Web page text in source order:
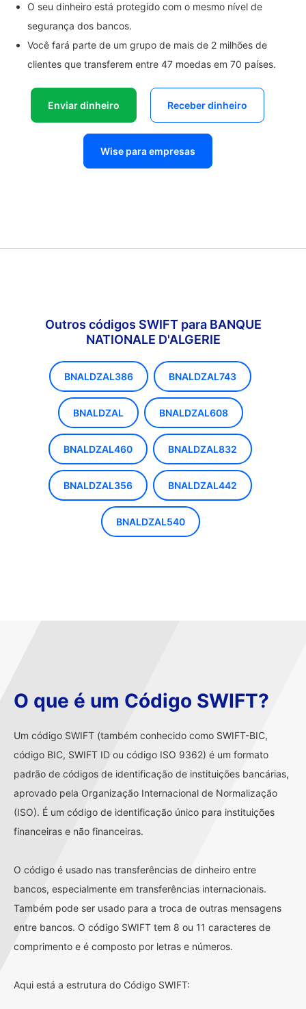
O seu dinheiro está protegido com o mesmo nível de
segurança dos bancos.
Você fará parte de um grupo de mais de 2 milhões de
clientes que transferem entre 47 moedas em 70 países.
Enviar dinheiro Receber dinheiro
Wise para empresas
Outros códigos SWIFT para BANQUE
NATIONALE D'ALGERIE
BNALDZAL386 BNALDZAL743
BNALDZAL BNALDZAL608
BNALDZAL460 BNALDZAL832
BNALDZAL356 BNALDZAL442
BNALDZAL540
O que é um Código SWIFT?
Um código SWIFT (também conhecido como SWIFT-BIC,
código BIC, SWIFT ID ou código ISO 9362) é um formato
padrão de códigos de identificação de instituições bancárias,
aprovado pela Organização Internacional de Normalização
(ISO). É um código de identificação único para instituições
financeiras e não financeiras.
O código é usado nas transferências de dinheiro entre
bancos, especialmente em transferências internacionais.
Também pode ser usado para a troca de outras mensagens
entre bancos. O código SWIFT tem 8 ou 11 caracteres de
comprimento e é composto por letras e números.
Aqui está a estrutura do Código SWIFT: